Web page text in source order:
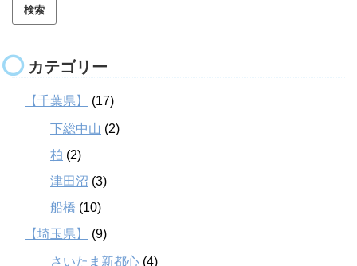
カテゴリー
【千葉県】 (17)
下総中山 (2)
柏 (2)
津田沼 (3)
船橋 (10)
【埼玉県】
(9)
さいたま新都心 (4)